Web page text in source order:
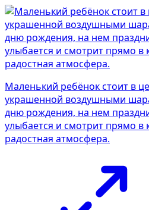
Маленький ребёнок стоит в
украшенной воздушными
дню рождения, на нем
улыбается и смотрит прямо в
радостная атмосфера.